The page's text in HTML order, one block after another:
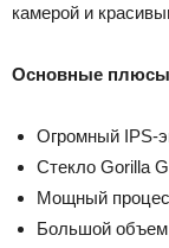
камерой и
Основные плюсы
Огромный IPS-
Стекло Gorilla
Мощный
Большой